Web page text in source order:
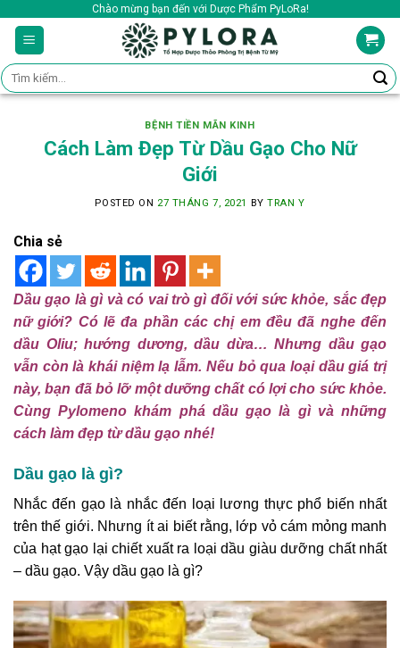
content
Chào mừng bạn đến với Dược Phẩm PyLoRa!
Tìm
kiếm:
BỆNH TIỀN MÃN KINH
Cách Làm Đẹp Từ Dầu Gạo Cho Nữ
Giới
POSTED ON 27 THÁNG 7, 2021 BYTRAN Y
Chia sẻ
Dầu gạo là gì và có vai trò gì đối với sức khỏe, sắc đẹp
nữ giới? Có lẽ đa phần các chị em đều đã nghe đến
dầu Oliu; hướng dương, dầu dừa… Nhưng dầu gạo
vẫn còn là khái niệm lạ lẫm. Nếu bỏ qua loại dầu giá trị
này, bạn đã bỏ lỡ một dưỡng chất có lợi cho sức khỏe.
Cùng Pylomeno khám phá dầu gạo là gì và những
cách làm đẹp từ dầu gạo nhé!
Dầu gạo là gì?
Nhắc đến gạo là nhắc đến loại lương thực phổ biến nhất
trên thế giới. Nhưng ít ai biết rằng, lớp vỏ cám mỏng manh
của hạt gạo lại chiết xuất ra loại dầu giàu dưỡng chất nhất
– dầu gạo. Vậy dầu gạo là gì?